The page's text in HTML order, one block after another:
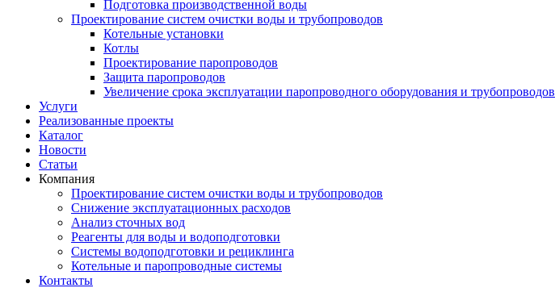
Подготовка производственной воды
Проектирование систем очистки воды и трубопроводов
Котельные установки
Котлы
Проектирование паропроводов
Защита паропроводов
Увеличение срока эксплуатации паропроводного оборудования и трубопроводов
Услуги
Реализованные проекты
Каталог
Новости
Статьи
Компания
Проектирование систем очистки воды и трубопроводов
Снижение эксплуатационных расходов
Анализ сточных вод
Реагенты для воды и водоподготовки
Системы водоподготовки и рециклинга
Котельные и паропроводные системы
Контакты